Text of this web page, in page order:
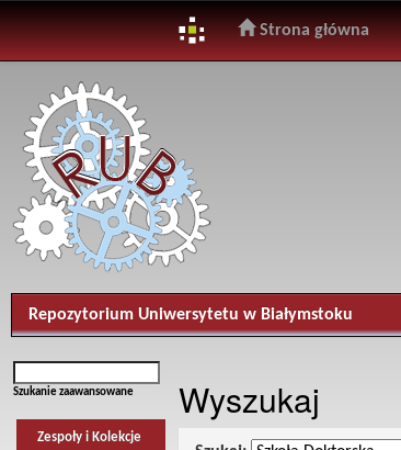
navigation
Strona główna
Repozytorium Uniwersytetu w Białymstoku
Szukanie zaawansowane
Zespoły i Kolekcje
Wyszukaj